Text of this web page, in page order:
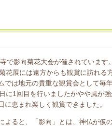
で影向菊花大会が催されています
花展には遠方からも観賞に訪れる
では地元の貴重な観賞会として毎
に1 回目を行いましたがやや風が
に恵まれ楽しく観賞できました。
ると、「影向」とは、神仏が仮